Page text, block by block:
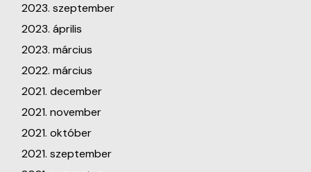
2023. szeptember
2023. április
2023. március
2022. március
2021. december
2021. november
2021. október
2021. szeptember